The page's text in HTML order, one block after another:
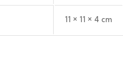
11 × 11 × 4 cm